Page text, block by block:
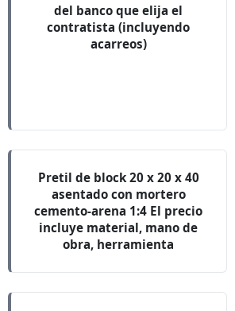
del banco que elija el
contratista (incluyendo
acarreos)
Pretil de block 20 x 20 x 40
asentado con mortero
cemento-arena 1:4 El precio
incluye material, mano de
obra, herramienta